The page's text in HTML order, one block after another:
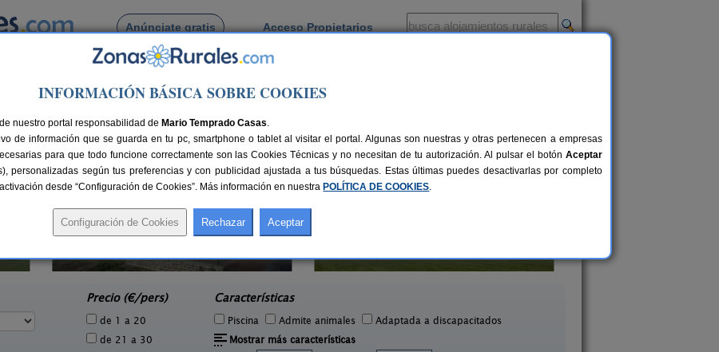
Anúnciate gratis Acceso Propietarios
Busca por pueblo
Arizkun
Hotel Rural Quinto Real
Precio (€/pers)
de 1 a 20
de 21 a 30
Características
Piscina Admite animales
Adaptada a discapacitados
Mostrar más características
INFORMACIÓN BÁSICA SOBRE COOKIES
nuestro portal responsabilidad de Mario Temprado Casas.
de información que se guarda en tu pc, smartphone o tablet al visitar el portal. Algunas son nuestras y otras pertenecen a empresas
para que todo funcione correctamente son las Cookies Técnicas y no necesitan de tu autorización. Al pulsar el botón Aceptar
personalizadas según tus preferencias y con publicidad ajustada a tus búsquedas. Estas últimas puedes desactivarlas por completo
desde “Configuración de Cookies”. Más información en nuestra POLÍTICA DE COOKIES.